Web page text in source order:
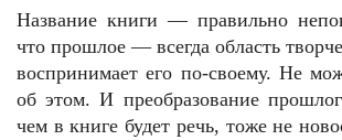
Название книги — правильно
что прошлое — всегда область
воспринимает его по-своему. Не
об этом. И преобразование
чем в книге будет речь, тоже не